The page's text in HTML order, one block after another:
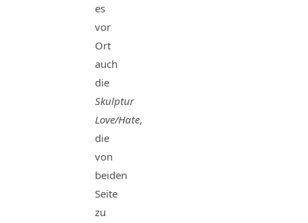
es
vor
Ort
auch
die
Skulptur
Love/Hate,
die
von
beiden
Seite
zu